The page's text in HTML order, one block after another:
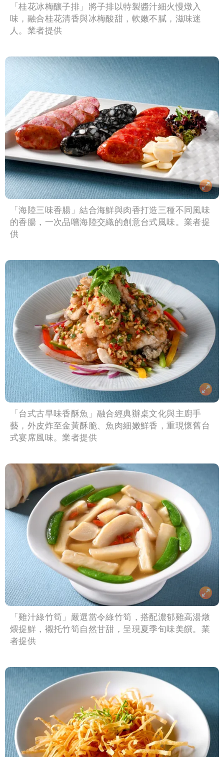
「桂花冰梅釀子排」將子排以特製醬汁細火慢燉入
味，融合桂花清香與冰梅酸甜，軟嫩不膩，滋味迷
人。業者提供
「海陸三味香腸」結合海鮮與肉香打造三種不同風味
的香腸，一次品嚐海陸交織的創意台式風味。業者提
供
「台式古早味香酥魚」融合經典辦桌文化與主廚手
藝，外皮炸至金黃酥脆、魚肉細嫩鮮香，重現懷舊台
式宴席風味。業者提供
「雞汁綠竹筍」嚴選當令綠竹筍，搭配濃郁雞高湯燉
煨提鮮，襯托竹筍自然甘甜，呈現夏季旬味美饌。業
者提供